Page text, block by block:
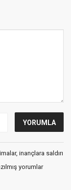
inançlara saldırı
yorumlar